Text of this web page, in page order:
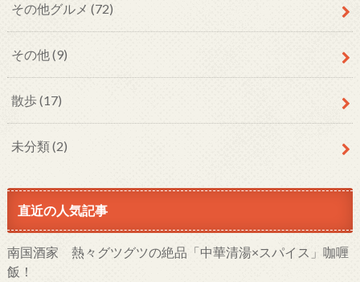
その他グルメ (72)
その他(9)
散歩(17)
未分類(2)
直近の人気記事
南国酒家 熱々グツグツの絶品「中華清湯×スパイス」咖喱
飯！